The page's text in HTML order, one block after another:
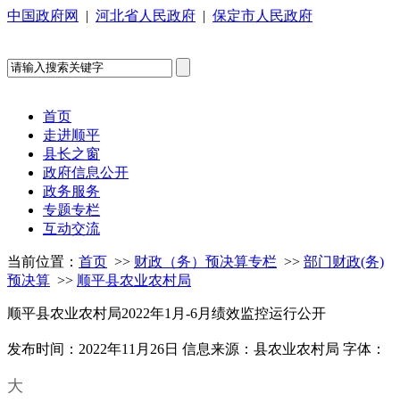
中国政府网 | 河北省人民政府 | 保定市人民政府
首页
走进顺平
县长之窗
政府信息公开
政务服务
专题专栏
互动交流
当前位置： 首页 >> 财政（务）预决算专栏 >> 部门财政(务)
预决算 >> 顺平县农业农村局
顺平县农业农村局2022年1月-6月绩效监控运行公开
发布时间：2022年11月26日 信息来源：县农业农村局 字体：
大